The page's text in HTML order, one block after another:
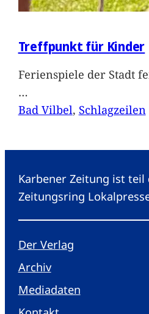
Treffpunkt für Kinder
Ferienspiele der Stadt
…
Bad Vilbel, Schlagzeilen
Karbener Zeitung ist teil
Zeitungsring
Der Verlag
Archiv
Mediadaten